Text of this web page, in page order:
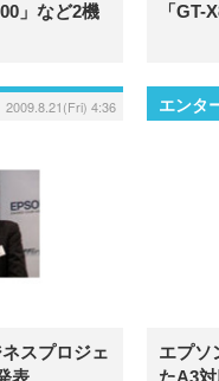
」など2機
「GT-
2009.8.21(Fri) 4:36
スプロジェ
表
エンタ
エプソ
たA3